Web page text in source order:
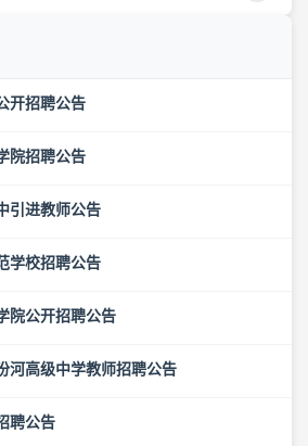
开招聘公告
院招聘公告
引进教师公告
学校招聘公告
院公开招聘公告
河高级中学教师招聘公告
聘公告